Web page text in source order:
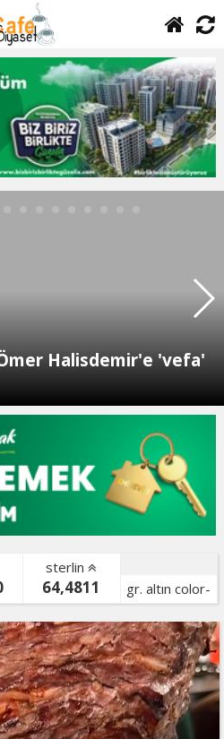
Halisdemir'e 'vefa'
sterlin
64,4811
gr. altın color-